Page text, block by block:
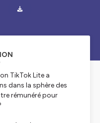
TikTok Lite a
dans la sphère des
rémunéré pour